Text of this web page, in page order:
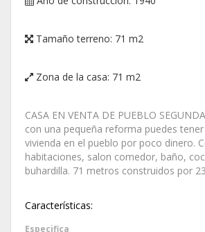
Tamaño terreno: 71 m2
Zona de la casa: 71 m2
CASA EN VENTA DE PUEBLO
con una pequeña reforma puedes
vivienda en el pueblo por poco dinero.
habitaciones, salon comedor, baño,
buhardilla. 71 metros construidos por
Características:
Especifica